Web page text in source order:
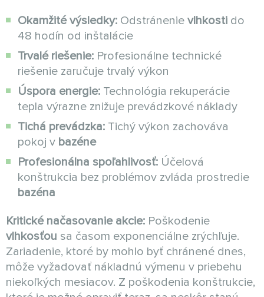
Okamžité výsledky: Odstránenie vlhkosti do
48 hodín od inštalácie
Trvalé riešenie: Profesionálne technické
riešenie zaručuje trvalý výkon
Úspora energie: Technológia rekuperácie
tepla výrazne znižuje prevádzkové náklady
Tichá prevádzka: Tichý výkon zachováva
pokoj v bazéne
Profesionálna spoľahlivosť: Účelová
konštrukcia bez problémov zvláda prostredie
bazéna
Kritické načasovanie akcie: Poškodenie
vlhkosťou sa časom exponenciálne zrýchľuje.
Zariadenie, ktoré by mohlo byť chránené dnes,
môže vyžadovať nákladnú výmenu v priebehu
niekoľkých mesiacov. Z poškodenia konštrukcie,